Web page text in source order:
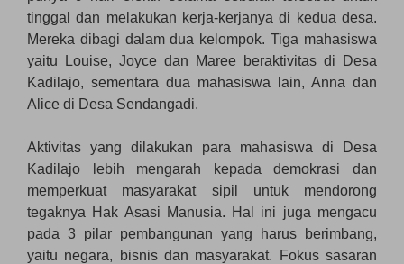
tinggal dan melakukan kerja-kerjanya di kedua desa.
Mereka dibagi dalam dua kelompok. Tiga mahasiswa
yaitu Louise, Joyce dan Maree beraktivitas di Desa
Kadilajo, sementara dua mahasiswa lain, Anna dan
Alice di Desa Sendangadi.
Aktivitas yang dilakukan para mahasiswa di Desa
Kadilajo lebih mengarah kepada demokrasi dan
memperkuat masyarakat sipil untuk mendorong
tegaknya Hak Asasi Manusia. Hal ini juga mengacu
pada 3 pilar pembangunan yang harus berimbang,
yaitu negara, bisnis dan masyarakat. Fokus sasaran